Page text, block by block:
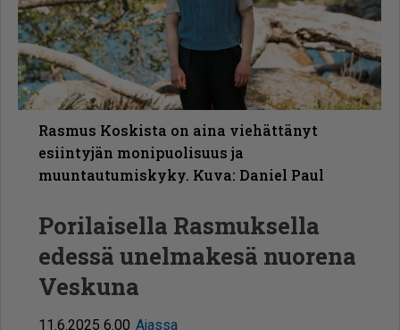
Rasmus Koskista on aina viehättänyt
esiintyjän monipuolisuus ja
muuntautumiskyky. Kuva: Daniel Paul
Porilaisella Rasmuksella
edessä unelmakesä nuorena
Veskuna
11.6.2025 6.00 Ajassa